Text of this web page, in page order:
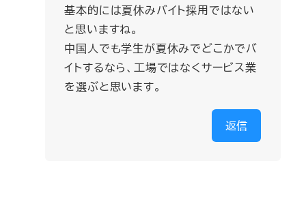
基本的には夏休みバイト採用ではない
と思いますね。
中国人でも学生が夏休みでどこかでバ
イトするなら、工場ではなくサービス業
を選ぶと思います。
返信